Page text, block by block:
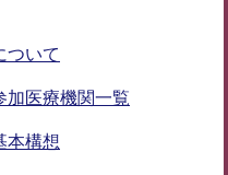
ついて
加医療機関一覧
本構想